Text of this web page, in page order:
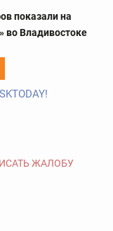
показали на
во Владивостоке
ЖАЛОБУ